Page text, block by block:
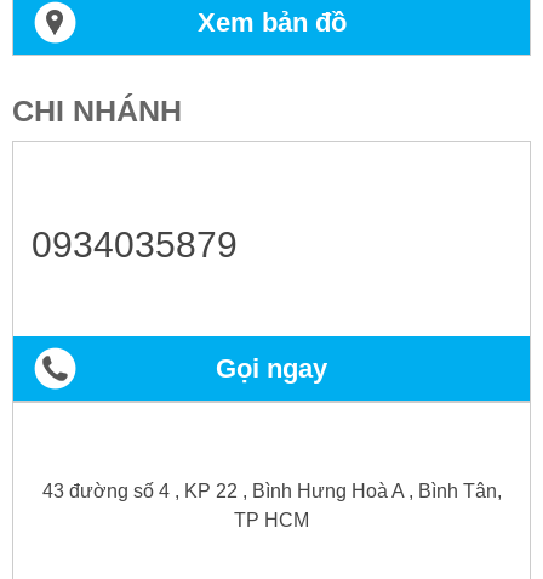
Xem bản đồ
CHI NHÁNH
0934035879
Gọi ngay
43 đường số 4 , KP 22 , Bình Hưng Hoà A , Bình Tân,
TP HCM